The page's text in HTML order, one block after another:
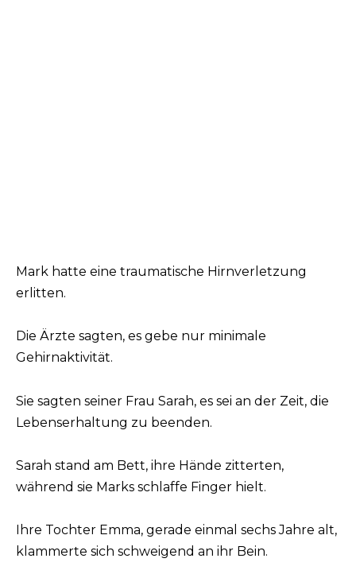
Mark hatte eine traumatische Hirnverletzung
erlitten.
Die Ärzte sagten, es gebe nur minimale
Gehirnaktivität.
Sie sagten seiner Frau Sarah, es sei an der Zeit, die
Lebenserhaltung zu beenden.
Sarah stand am Bett, ihre Hände zitterten,
während sie Marks schlaffe Finger hielt.
Ihre Tochter Emma, gerade einmal sechs Jahre alt,
klammerte sich schweigend an ihr Bein.